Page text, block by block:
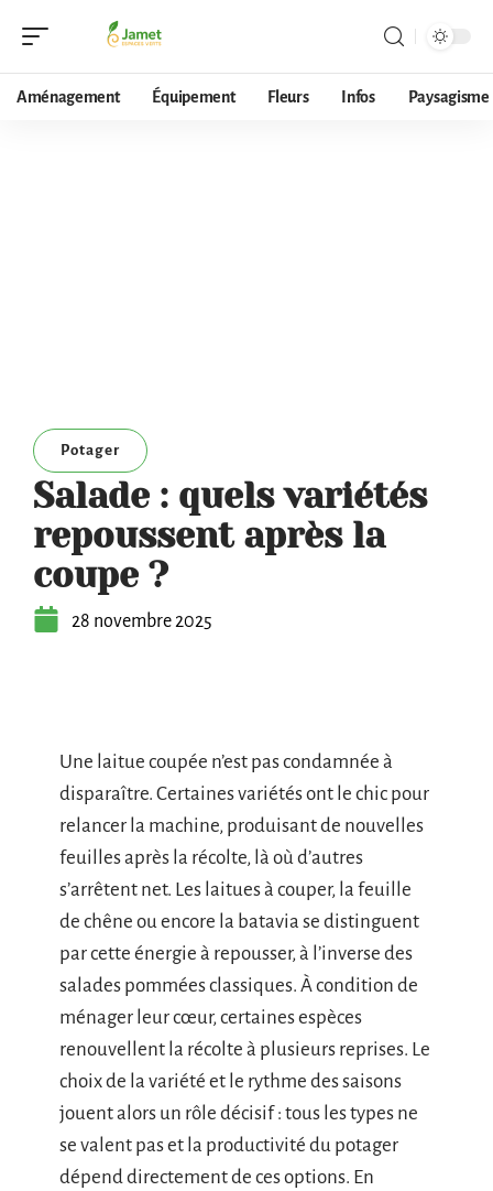
Aménagement Équipement Fleurs Infos Paysagisme
Potager
Salade : quels variétés
repoussent après la
coupe ?
28 novembre 2025
Une laitue coupée n’est pas condamnée à
disparaître. Certaines variétés ont le chic pour
relancer la machine, produisant de nouvelles
feuilles après la récolte, là où d’autres
s’arrêtent net. Les laitues à couper, la feuille
de chêne ou encore la batavia se distinguent
par cette énergie à repousser, à l’inverse des
salades pommées classiques. À condition de
ménager leur cœur, certaines espèces
renouvellent la récolte à plusieurs reprises. Le
choix de la variété et le rythme des saisons
jouent alors un rôle décisif : tous les types ne
se valent pas et la productivité du potager
dépend directement de ces options. En